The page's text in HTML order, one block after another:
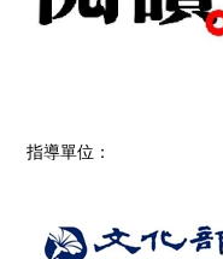
指導單位：